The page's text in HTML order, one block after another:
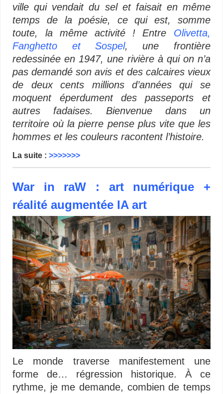
ville qui vendait du sel et faisait en même
temps de la poésie, ce qui est, somme
toute, la même activité ! Entre Olivetta,
Fanghetto et Sospel, une frontière
redessinée en 1947, une rivière à qui on n’a
pas demandé son avis et des calcaires vieux
de deux cents millions d’années qui se
moquent éperdument des passeports et
autres fadaises. Bienvenue dans un
territoire où la pierre pense plus vite que les
hommes et les couleurs racontent l’histoire.
La suite :>>>>>>>
War in raW : art numérique +
réalité augmentée IA art
Le monde traverse manifestement une
forme de… régression historique. À ce
rythme, je me demande, combien de temps